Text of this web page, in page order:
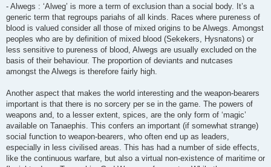
- Alwegs : ‘Alweg’ is more a term of exclusion than a social body. It’s a
generic term that regroups pariahs of all kinds. Races where pureness of
blood is valued consider all those of mixed origins to be Alwegs. Amongst
peoples who are by definition of mixed blood (Sekekers, Hysnatons) or
less sensitive to pureness of blood, Alwegs are usually excluded on the
basis of their behaviour. The proportion of deviants and nutcases
amongst the Alwegs is therefore fairly high.
Another aspect that makes the world interesting and the weapon-bearers
important is that there is no sorcery per se in the game. The powers of
weapons and, to a lesser extent, spices, are the only form of ‘magic’
available on Tanaephis. This confers an important (if somewhat strange)
social function to weapon-bearers, who often end up as leaders,
especially in less civilised areas. This has had a number of side effects,
like the continuous warfare, but also a virtual non-existence of maritime or